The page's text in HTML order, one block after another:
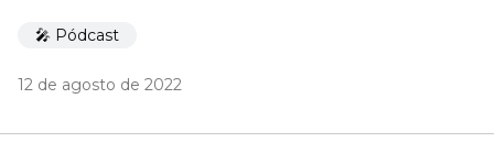
🎤 Pódcast
12 de agosto de 2022